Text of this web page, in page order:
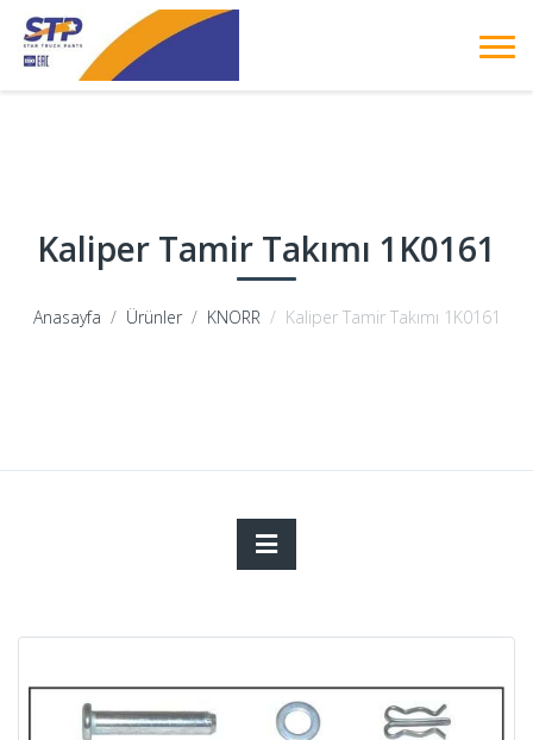
Kaliper Tamir Takımı 1K0161
Anasayfa Ürünler KNORR Kaliper Tamir Takımı 1K0161